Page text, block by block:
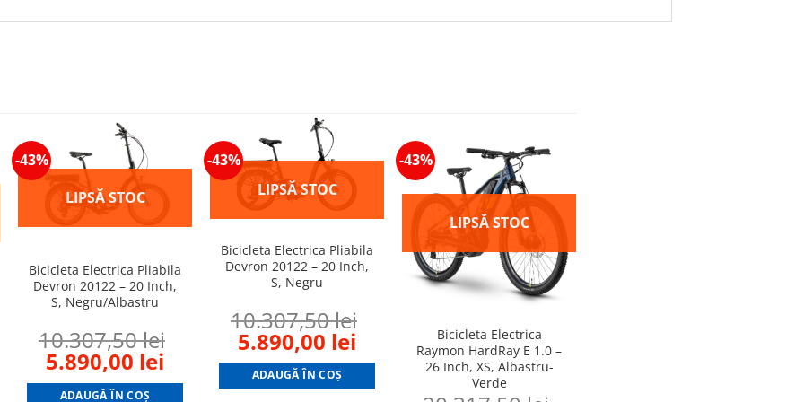
-43%
Bicicleta Electrica Pliabila
Devron 20122 – 20 Inch,
S, Negru/Albastru
10.307,50lei
Original
price
5.890,00 lei Current
price
ADAUGĂ ÎN COȘ
-43%
Bicicleta Electrica Pliabila
Devron 20122 – 20 Inch,
S, Negru
10.307,50lei
Original
price
was:
5.890,00 lei Current
price
is:
ADAUGĂ ÎN COȘ
-43%
Bicicleta Electrica
Raymon HardRay E 1.0 –
26 Inch, XS, Albastru-
Verde